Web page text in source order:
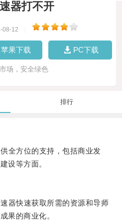
器打不开
08-12
苹果下载 PC下载
场，安全绿色
排行
方位的支持，包括商业发
设等方面。
快速获取所需的资源和导师
果的商业化。